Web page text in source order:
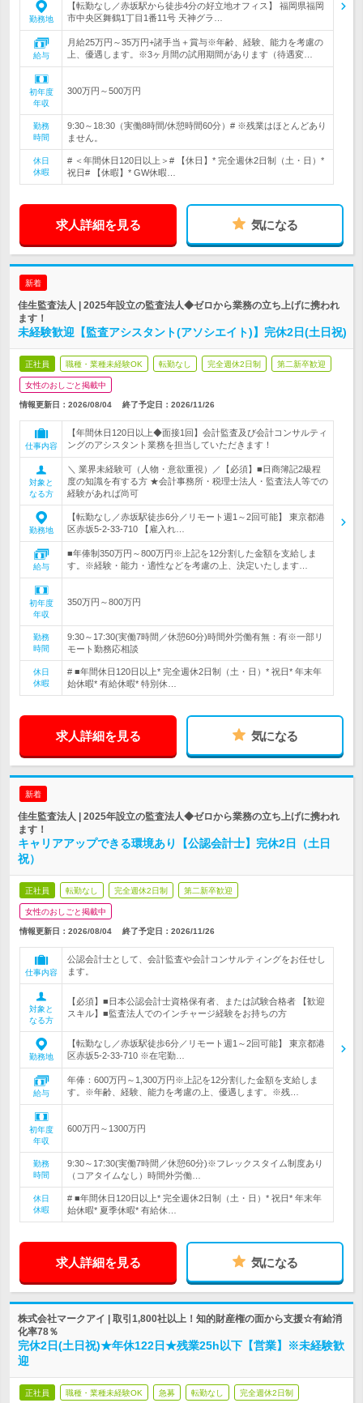
勤務地
【転勤なし／赤坂駅から徒歩4分の好立地オフィス】 福岡県福岡
市中央区舞鶴1丁目1番11号 天神グラ…
給与
月給25万円～35万円+諸手当＋賞与※年齢、経験、能力を考慮の
上、優遇します。※3ヶ月間の試用期間があります（待遇変…
初年度
年収
300万円～500万円
勤務
時間
9:30～18:30（実働8時間/休憩時間60分）# ※残業はほとんどあり
ません。
休日
休暇
# ＜年間休日120日以上＞# 【休日】* 完全週休2日制（土・日）*
祝日# 【休暇】* GW休暇…
求人詳細を見る 気になる
新着
佳生監査法人 | 2025年設立の監査法人◆ゼロから業務の立ち上げに携われ
ます！
未経験歓迎【監査アシスタント(アソシエイト)】完休2日(土日祝)
正社員 職種・業種未経験OK 転勤なし 完全週休2日制 第二新卒歓迎
女性のおしごと掲載中
情報更新日：2026/08/04 終了予定日： 2026/11/26
仕事内容
【年間休日120日以上◆面接1回】会計監査及び会計コンサルティ
ングのアシスタント業務を担当していただきます！
対象と
なる方
＼ 業界未経験可（人物・意欲重視）／【必須】■日商簿記2級程
度の知識を有する方 ★会計事務所・税理士法人・監査法人等での
経験があれば尚可
勤務地
【転勤なし／赤坂駅徒歩6分／リモート週1～2回可能】 東京都港
区赤坂5-2-33-710 【雇入れ…
給与
■年俸制350万円～800万円※上記を12分割した金額を支給しま
す。※経験・能力・適性などを考慮の上、決定いたします…
初年度
年収
350万円～800万円
勤務
時間
9:30～17:30(実働7時間／休憩60分)時間外労働有無：有※一部リ
モート勤務応相談
休日
休暇
# ■年間休日120日以上* 完全週休2日制（土・日）* 祝日* 年末年
始休暇* 有給休暇* 特別休…
求人詳細を見る 気になる
新着
佳生監査法人 | 2025年設立の監査法人◆ゼロから業務の立ち上げに携われ
ます！
キャリアアップできる環境あり【公認会計士】完休2日（土日
祝）
正社員 転勤なし 完全週休2日制 第二新卒歓迎
女性のおしごと掲載中
情報更新日：2026/08/04 終了予定日： 2026/11/26
仕事内容
公認会計士として、会計監査や会計コンサルティングをお任せし
ます。
対象と
なる方
【必須】■日本公認会計士資格保有者、または試験合格者 【歓迎
スキル】■監査法人でのインチャージ経験をお持ちの方
勤務地
【転勤なし／赤坂駅徒歩6分／リモート週1～2回可能】 東京都港
区赤坂5-2-33-710 ※在宅勤…
給与
年俸：600万円～1,300万円※上記を12分割した金額を支給しま
す。※年齢、経験、能力を考慮の上、優遇します。※残…
初年度
年収
600万円～1300万円
勤務
時間
9:30～17:30(実働7時間／休憩60分)※フレックスタイム制度あり
（コアタイムなし）時間外労働…
休日
休暇
# ■年間休日120日以上* 完全週休2日制（土・日）* 祝日* 年末年
始休暇* 夏季休暇* 有給休…
求人詳細を見る 気になる
株式会社マークアイ | 取引1,800社以上！知的財産権の面から支援☆有給消
化率78％
完休2日(土日祝)★年休122日★残業25h以下【営業】※未経験歓
迎
正社員 職種・業種未経験OK 急募 転勤なし 完全週休2日制